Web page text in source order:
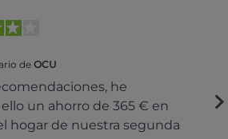
de OCU
he
un ahorro de 365 € en
hogar de nuestra segunda